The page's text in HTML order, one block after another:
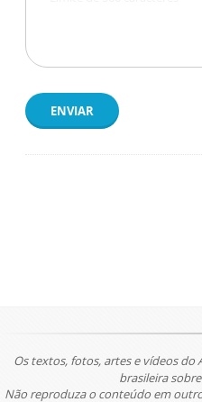
ENVIAR
Os textos, fotos, artes e vídeos do
brasileira
Não reproduza o conteúdo em